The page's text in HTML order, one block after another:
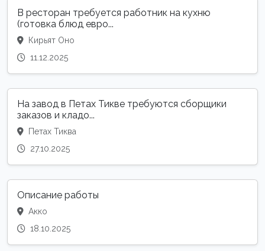
В ресторан требуется работник на кухню
(готовка блюд евро...
Кирьят Оно
11.12.2025
На завод в Петах Тикве требуются сборщики
заказов и кладо...
Петах Тиква
27.10.2025
Описание работы
Акко
18.10.2025